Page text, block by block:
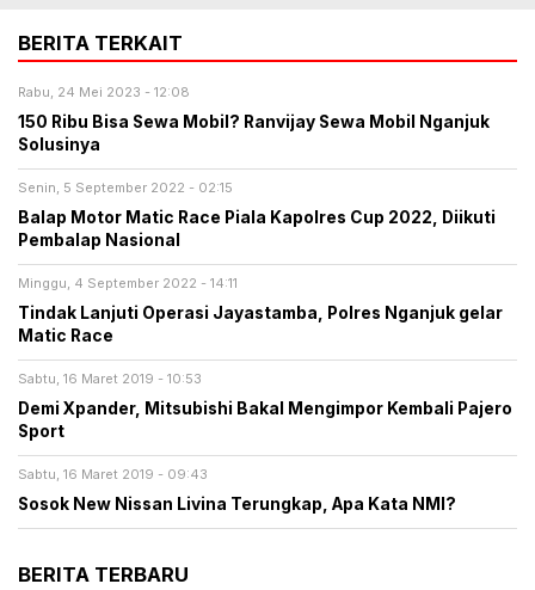
BERITA TERKAIT
Rabu, 24 Mei 2023 - 12:08
150 Ribu Bisa Sewa Mobil? Ranvijay Sewa Mobil Nganjuk
Solusinya
Senin, 5 September 2022 - 02:15
Balap Motor Matic Race Piala Kapolres Cup 2022, Diikuti
Pembalap Nasional
Minggu, 4 September 2022 - 14:11
Tindak Lanjuti Operasi Jayastamba, Polres Nganjuk gelar
Matic Race
Sabtu, 16 Maret 2019 - 10:53
Demi Xpander, Mitsubishi Bakal Mengimpor Kembali Pajero
Sport
Sabtu, 16 Maret 2019 - 09:43
Sosok New Nissan Livina Terungkap, Apa Kata NMI?
BERITA TERBARU